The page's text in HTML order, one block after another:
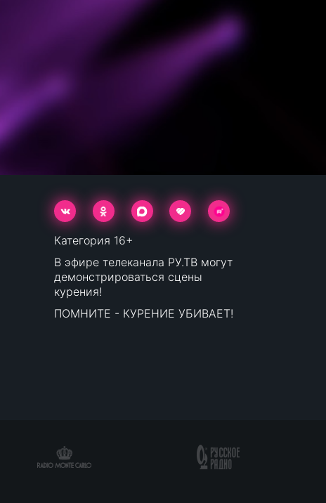
Категория 16+
В эфире телеканала РУ.ТВ могут
демонстрироваться сцены
курения!
ПОМНИТЕ - КУРЕНИЕ УБИВАЕТ!